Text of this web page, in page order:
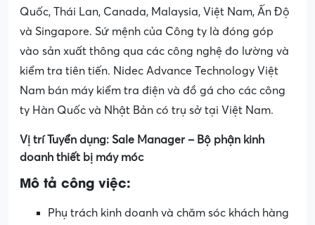
Quốc, Thái Lan, Canada, Malaysia, Việt Nam, Ấn Độ
và Singapore. Sứ mệnh của Công ty là đóng góp
vào sản xuất thông qua các công nghệ đo lường và
kiểm tra tiên tiến. Nidec Advance Technology Việt
Nam bán máy kiểm tra điện và đồ gá cho các công
ty Hàn Quốc và Nhật Bản có trụ sở tại Việt Nam.
Vị trí Tuyển dụng: Sale Manager – Bộ phận kinh
doanh thiết bị máy móc
Mô tả công việc:
Phụ trách kinh doanh và chăm sóc khách hàng